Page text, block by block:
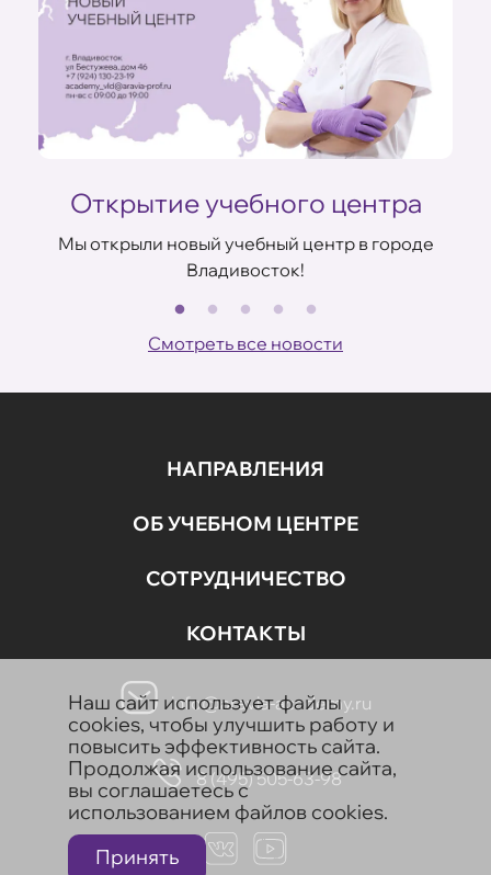
Открытие учебного центра
Мы открыли новый учебный центр в городе
Владивосток!
Смотреть все новости
НАПРАВЛЕНИЯ
ОБ УЧЕБНОМ ЦЕНТРЕ
СОТРУДНИЧЕСТВО
КОНТАКТЫ
info@aravia-academy.ru
8 (495) 505-63-98
Наш сайт использует файлы
cookies, чтобы улучшить работу и
повысить эффективность сайта.
Продолжая использование сайта,
вы соглашаетесь с
использованием файлов cookies.
Принять